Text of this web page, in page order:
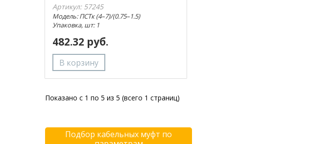
Артикул: 57245
Модель: ПСТк (4–7)/(0.75–1.5)
Упаковка, шт: 1
482.32 руб.
Показано с 1 по 5 из 5 (всего 1 страниц)
Подбор кабельных муфт по